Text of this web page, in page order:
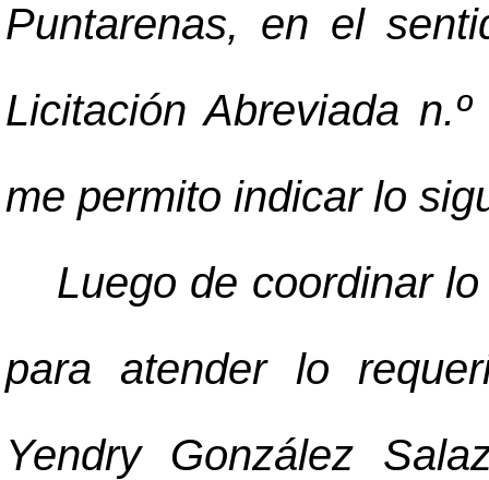
Puntarenas, en el
Licitación Abreviada
me permito indicar lo
Luego de coordinar
para atender lo
Yendry González